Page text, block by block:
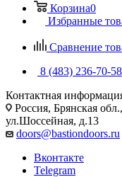
Корзина0
Избранные
Сравнение
8 (483) 236-70-58
Контактная
Россия, Брянская
ул.Шоссейная, д.13
doors@bastiondoors.ru
Вконтакте
Telegram